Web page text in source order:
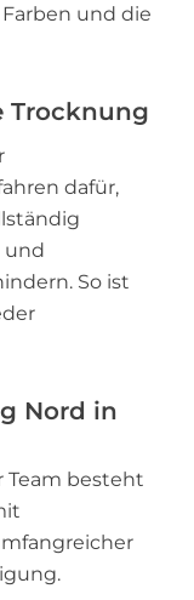
und die
Trocknung
dafür,
So ist
Nord in
Team besteht